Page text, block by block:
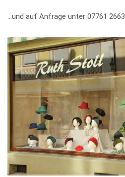
…und auf Anfrage unter 07761 2663